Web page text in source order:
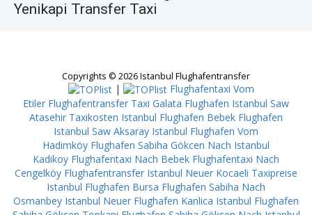
Yenikapi Transfer Taxi
Copyrights © 2026 Istanbul Flughafentransfer
|
Flughafentaxi Vom
Etiler Flughafentransfer Taxi Galata Flughafen Istanbul Saw
Atasehir Taxikosten Istanbul Flughafen Bebek Flughafen
Istanbul Saw Aksaray Istanbul Flughafen Vom
Hadimköy Flughafen Sabiha Gökcen Nach Istanbul
Kadikoy Flughafentaxi Nach Bebek Flughafentaxi Nach
Cengelköy Flughafentransfer Istanbul Neuer Kocaeli Taxipreise
Istanbul Flughafen Bursa Flughafen Sabiha Nach
Osmanbey Istanbul Neuer Flughafen Kanlica Istanbul Flughafen